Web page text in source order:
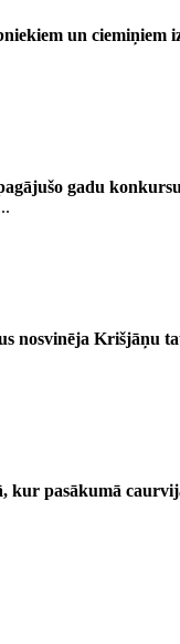
un
gadu
nosvinēja Krišjāņu
pasākumā